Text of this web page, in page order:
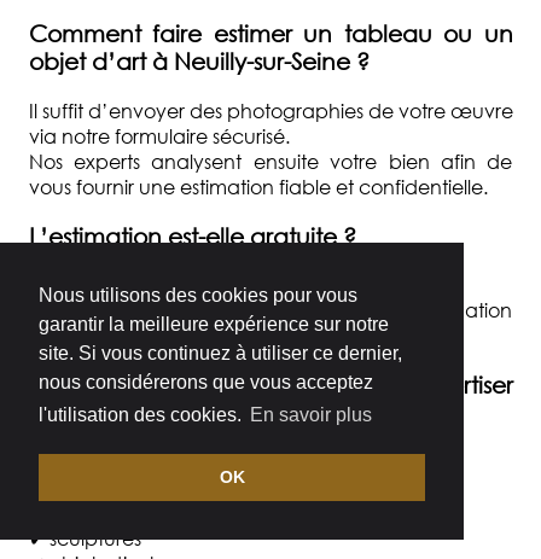
Nous utilisons des cookies pour vous
garantir la meilleure expérience sur notre
site. Si vous continuez à utiliser ce dernier,
nous considérerons que vous acceptez
l'utilisation des cookies. En savoir plus
OK
Comment faire estimer un tableau ou un
objet d’art à Neuilly-sur-Seine ?
Il suffit d’envoyer des photographies de votre œuvre
via notre formulaire sécurisé.
Nos experts analysent ensuite votre bien afin de
vous fournir une estimation fiable et confidentielle.
L’estimation est-elle gratuite ?
Oui.
Artexpertise Paris propose une première estimation
gratuite de vos œuvres et objets d’art.
Quels types d’objets pouvez-vous expertiser
?
Nous expertisons notamment :
✔ sculptures